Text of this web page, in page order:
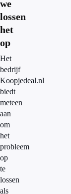
we
lossen
het
op
Het
bedrijf
Koopjedeal.nl
biedt
meteen
aan
om
het
probleem
op
te
lossen
als